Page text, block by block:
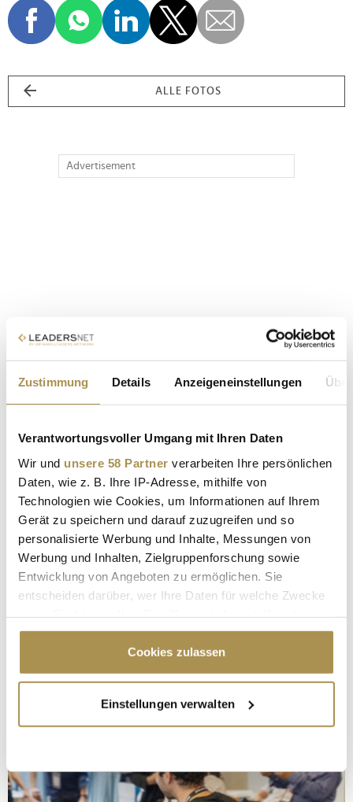
Zustimmung Details Anzeigeneinstellungen
Verantwortungsvoller Umgang mit Ihren Daten
Wir und unsere 58 Partner verarbeiten Ihre persönlichen
Daten, wie z. B. Ihre IP-Adresse, mithilfe von
Technologien wie Cookies, um Informationen auf Ihrem
Gerät zu speichern und darauf zuzugreifen und so
personalisierte Werbung und Inhalte, Messungen von
Werbung und Inhalten, Zielgruppenforschung sowie
Entwicklung von Angeboten zu ermöglichen. Sie
entscheiden darüber, wer Ihre Daten für welche Zwecke
Cookie-Erklärung oder durch Klicken auf das Privacy
Trigger Symbol ändern oder widerrufen
Informationen über Ihre geografische Lage
erfassen, welche bis auf einige Meter genau sein
bestimmten Merkmalen (Fingerprinting) identifizieren
Cookies zulassen
Einstellungen verwalten
ALLE FOTOS
Advertisement